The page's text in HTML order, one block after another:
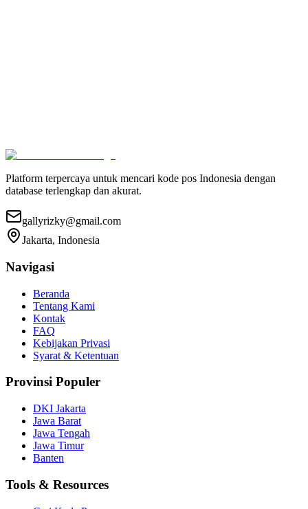
Platform terpercaya untuk mencari kode pos Indonesia dengan
database terlengkap dan akurat.
gallyrizky@gmail.com
Jakarta, Indonesia
Navigasi
Beranda
Tentang Kami
Kontak
FAQ
Kebijakan Privasi
Syarat & Ketentuan
Provinsi Populer
DKI Jakarta
Jawa Barat
Jawa Tengah
Jawa Timur
Banten
Tools & Resources